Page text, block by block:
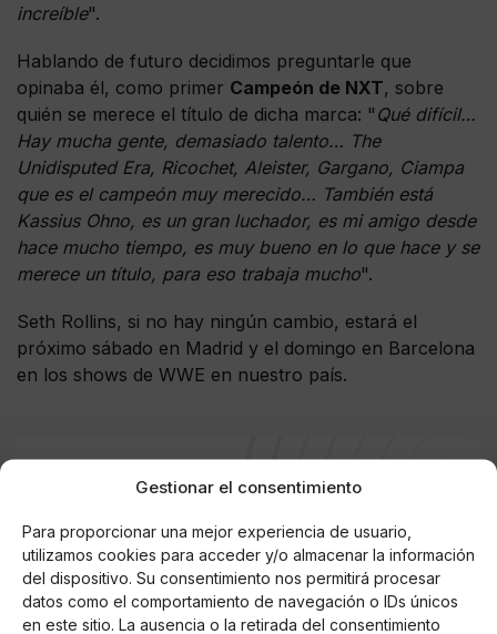
Gestionar el consentimiento
Para proporcionar una mejor experiencia de usuario,
utilizamos cookies para acceder y/o almacenar la información
del dispositivo. Su consentimiento nos permitirá procesar
datos como el comportamiento de navegación o IDs únicos
en este sitio. La ausencia o la retirada del consentimiento
increíble".
Hablando de futuro decidimos preguntarle que
opinaba él, como primer Campeón de NXT, sobre
quién se merece el título de dicha marca: " Qué difícil…
Hay mucha gente, demasiado talento… The
Unidisputed Era, Ricochet, Aleister, Gargano, Ciampa
que es el campeón muy merecido… También está
Kassius Ohno, es un gran luchador, es mi amigo desde
hace mucho tiempo, es muy bueno en lo que hace y se
merece un título, para eso trabaja mucho".
Seth Rollins, si no hay ningún cambio, estará el
próximo sábado en Madrid y el domingo en Barcelona
en los shows de WWE en nuestro país.
AUTOR
Noticias relacionadas